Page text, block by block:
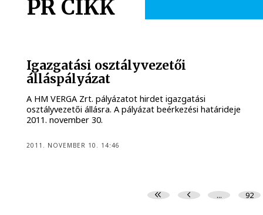
PR CIKK
Igazgatási osztályvezetői
álláspályázat
A HM VERGA Zrt. pályázatot hirdet igazgatási
osztályvezetői állásra. A pályázat beérkezési határideje
2011. november 30.
2011. NOVEMBER 10. 14:46
... 92